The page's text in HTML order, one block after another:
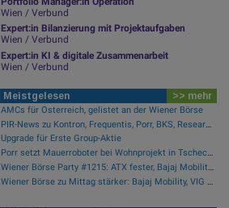
Wien / Verbund
Expert:in Bilanzierung mit Projektaufgaben
Wien / Verbund
Expert:in KI & digitale Zusammenarbeit
Wien / Verbund
Meistgelesen >> mehr
AMCs für Österreich, gelistet an der Wiener Börse
PIR-News zu Kontron, Frequentis, Porr, BKS, Research zu Erste Group, Verbund (Christine Petzwinkler)
Upgrade für Erste Group-Aktie
Porr setzt Mauerroboter bei Wohnprojekt in Tschechien ein
Wiener Börse Party #1215: ATX fester, Bajaj Mobility Aktie der Stunde, offene Fragen bei Fitgroup
Wiener Börse zu Mittag stärker: Bajaj Mobility, VIG und Palfinger gesucht